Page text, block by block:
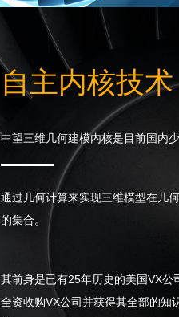
自主内核技
中望三维几何建模内核是目前国内
通过几何计算来实现三维模型在几
的集合。
其前身是已有25年历史的美国VX公
全资收购VX公司并获得其全部的知